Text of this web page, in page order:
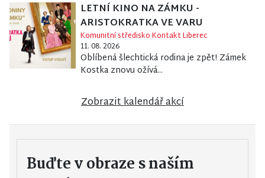
LETNÍ KINO NA ZÁMKU -
ARISTOKRATKA VE VARU
Komunitní středisko Kontakt Liberec
11. 08. 2026
Oblíbená šlechtická rodina je zpět! Zámek
Kostka znovu ožívá...
Zobrazit kalendář akcí
Buďte v obraze s naším